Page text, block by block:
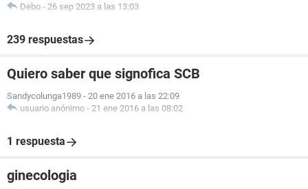
Debo - 26 sep 2023 a las 13:03
239 respuestas
Quiero saber que signofica SCB
Sandycolunga1989 - 20 ene 2016 a las 22:09
usuario anónimo - 21 ene 2016 a las 08:02
1 respuesta
ginecologia